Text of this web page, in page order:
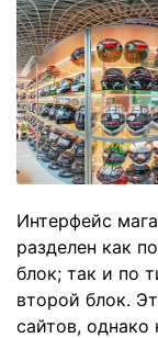
Интерфейс
разделен как
блок; так и по
второй блок.
сайтов,